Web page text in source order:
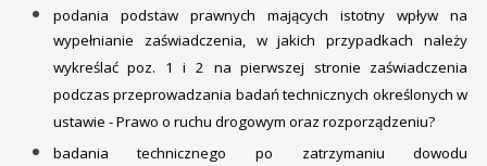
podania podstaw prawnych mających istotny wpływ na
wypełnianie zaświadczenia, w jakich przypadkach należy
wykreślać poz. 1 i 2 na pierwszej stronie zaświadczenia
podczas przeprowadzania badań technicznych określonych w
ustawie - Prawo o ruchu drogowym oraz rozporządzeniu?
badania technicznego po zatrzymaniu dowodu